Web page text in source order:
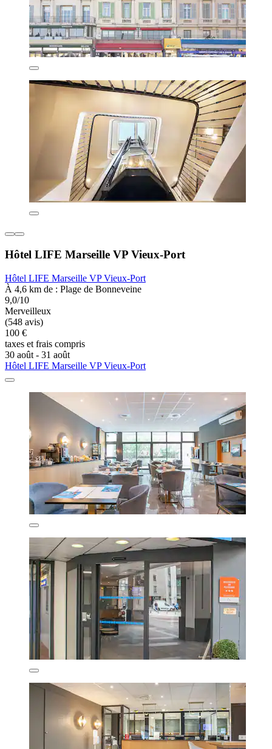
Hôtel LIFE Marseille VP Vieux-Port
Hôtel LIFE Marseille VP Vieux-Port
À 4,6 km de : Plage de Bonneveine
9,0/10
Merveilleux
(548 avis)
100 €
taxes et frais compris
30 août - 31 août
Hôtel LIFE Marseille VP Vieux-Port